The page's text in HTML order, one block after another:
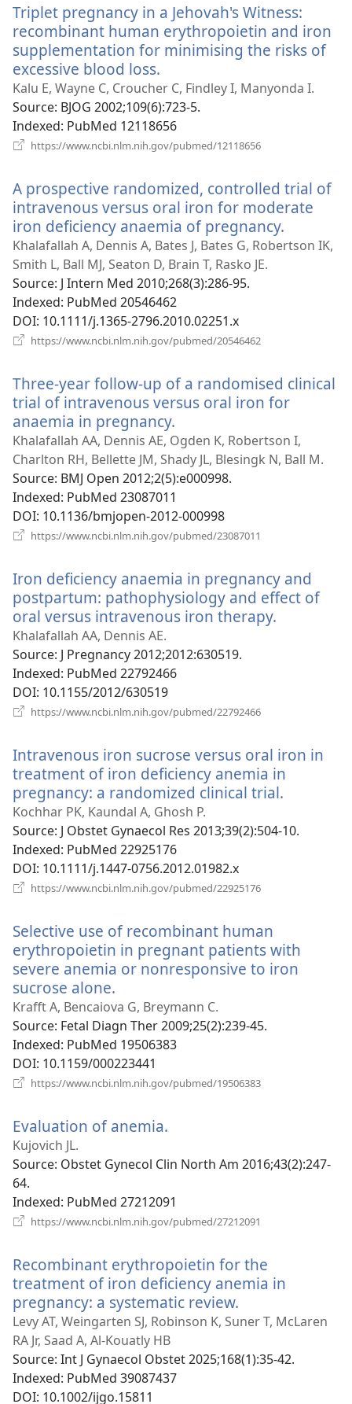
вікні)
Triplet pregnancy in a Jehovah's Witness:
recombinant human erythropoietin and iron
supplementation for minimising the risks of
excessive blood loss.
у
новому
вікні)
Kalu E, Wayne C, Croucher C, Findley I, Manyonda I.
Source‎: BJOG 2002;109(6):723-5.
Indexed‎: PubMed 12118656
https://www.ncbi.nlm.nih.gov/pubmed/12118656
вікні)
A prospective randomized, controlled trial of
intravenous versus oral iron for moderate
iron deficiency anaemia of pregnancy.
у
Khalafallah A, Dennis A, Bates J, Bates G, Robertson IK,
Smith L, Ball MJ, Seaton D, Brain T, Rasko JE.
Source‎: J Intern Med 2010;268(3):286-95.
Indexed‎: PubMed 20546462
DOI‎: 10.1111/j.1365-2796.2010.02251.x
https://www.ncbi.nlm.nih.gov/pubmed/20546462
вікні)
Three-year follow-up of a randomised clinical
trial of intravenous versus oral iron for
anaemia in pregnancy.
у
новому
вікні)
Khalafallah AA, Dennis AE, Ogden K, Robertson I,
Charlton RH, Bellette JM, Shady JL, Blesingk N, Ball M.
Source‎: BMJ Open 2012;2(5):e000998.
Indexed‎: PubMed 23087011
DOI‎: 10.1136/bmjopen-2012-000998
https://www.ncbi.nlm.nih.gov/pubmed/23087011
вікні)
Iron deficiency anaemia in pregnancy and
postpartum: pathophysiology and effect of
oral versus intravenous iron therapy.
Khalafallah AA, Dennis AE.
Source‎: J Pregnancy 2012;2012:630519.
Indexed‎: PubMed 22792466
DOI‎: 10.1155/2012/630519
https://www.ncbi.nlm.nih.gov/pubmed/22792466
вікні)
Intravenous iron sucrose versus oral iron in
treatment of iron deficiency anemia in
pregnancy: a randomized clinical trial.
новому
Kochhar PK, Kaundal A, Ghosh P.
Source‎: J Obstet Gynaecol Res 2013;39(2):504-10.
Indexed‎: PubMed 22925176
DOI‎: 10.1111/j.1447-0756.2012.01982.x
https://www.ncbi.nlm.nih.gov/pubmed/22925176
вікні)
Selective use of recombinant human
erythropoietin in pregnant patients with
severe anemia or nonresponsive to iron
sucrose alone.
у
новому
вікні)
Krafft A, Bencaiova G, Breymann C.
Source‎: Fetal Diagn Ther 2009;25(2):239-45.
Indexed‎: PubMed 19506383
DOI‎: 10.1159/000223441
https://www.ncbi.nlm.nih.gov/pubmed/19506383
Evaluation of anemia.
новому
Kujovich JL.
Source‎: Obstet Gynecol Clin North Am 2016;43(2):247-
64.
Indexed‎: PubMed 27212091
https://www.ncbi.nlm.nih.gov/pubmed/27212091
вікні)
Recombinant erythropoietin for the
treatment of iron deficiency anemia in
pregnancy: a systematic review.
у
вікні)
Levy AT, Weingarten SJ, Robinson K, Suner T, McLaren
RA Jr, Saad A, Al-Kouatly HB
Source‎: Int J Gynaecol Obstet 2025;168(1):35-42.
Indexed‎: PubMed 39087437
DOI‎: 10.1002/ijgo.15811